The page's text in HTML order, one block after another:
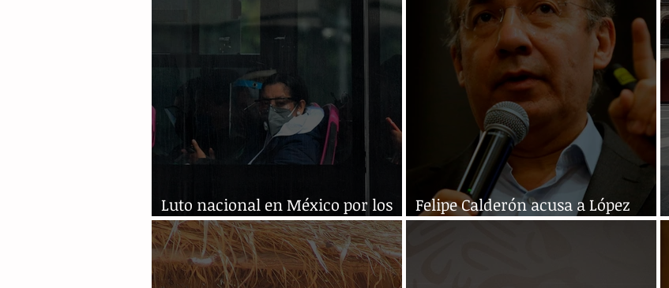
Luto nacional en México por los
por fallecidos de covid-19
Felipe Calderón acusa a López
Obrador de "persecución política”